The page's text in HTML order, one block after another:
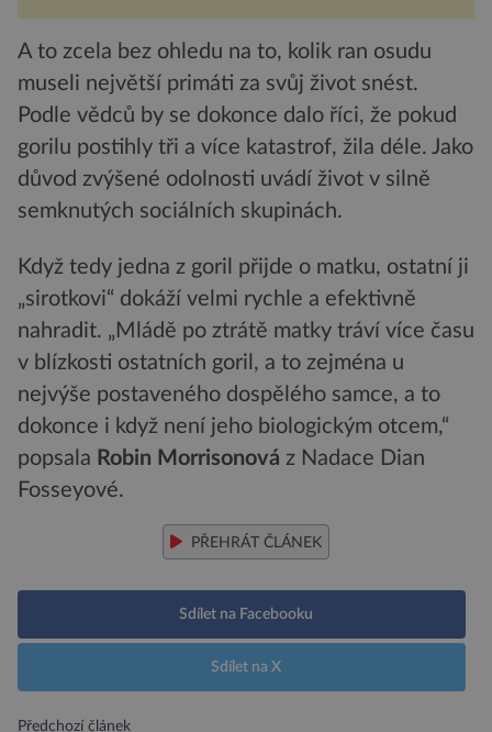
A to zcela bez ohledu na to, kolik ran osudu
museli největší primáti za svůj život snést.
Podle vědců by se dokonce dalo říci, že pokud
gorilu postihly tři a více katastrof, žila déle. Jako
důvod zvýšené odolnosti uvádí život v silně
semknutých sociálních skupinách.
Když tedy jedna z goril přijde o matku, ostatní ji
„sirotkovi“ dokáží velmi rychle a efektivně
nahradit. „Mládě po ztrátě matky tráví více času
v blízkosti ostatních goril, a to zejména u
nejvýše postaveného dospělého samce, a to
dokonce i když není jeho biologickým otcem,“
popsala Robin Morrisonová z Nadace Dian
Fosseyové.
PŘEHRÁT ČLÁNEK
Sdílet na Facebooku
Sdílet na X
Předchozí článek